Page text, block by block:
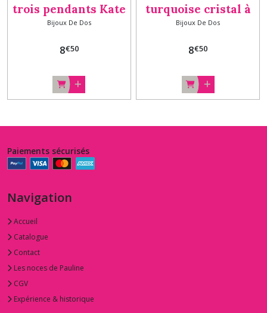
trois pendants Kate
Bijoux De Dos
8€50
turquoise cristal à
trois Pendants
Bijoux De Dos
8€50
Paiements sécurisés
Navigation
Accueil
Catalogue
Contact
Les noces de Pauline
CGV
Expérience & historique